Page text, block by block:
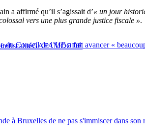
a affirmé qu’il s’agissait d’« un jour
vers une plus grande justice fiscale ».
du Conseil de l’UE a fait avancer «
fiscalitéGAFAMOCDE
à Bruxelles de ne pas s'immiscer dans son